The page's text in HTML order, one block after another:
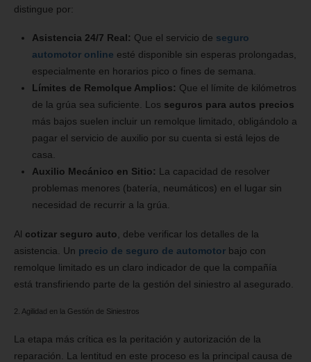
distingue por:
Asistencia 24/7 Real: Que el servicio de seguro
automotor online esté disponible sin esperas prolongadas,
especialmente en horarios pico o fines de semana.
Límites de Remolque Amplios: Que el límite de kilómetros
de la grúa sea suficiente. Los seguros para autos precios
más bajos suelen incluir un remolque limitado, obligándolo a
pagar el servicio de auxilio por su cuenta si está lejos de
casa.
Auxilio Mecánico en Sitio: La capacidad de resolver
problemas menores (batería, neumáticos) en el lugar sin
necesidad de recurrir a la grúa.
Al cotizar seguro auto , debe verificar los detalles de la
asistencia. Un precio de seguro de automotor bajo con
remolque limitado es un claro indicador de que la compañía
está transfiriendo parte de la gestión del siniestro al asegurado.
2. Agilidad en la Gestión de Siniestros
La etapa más crítica es la peritación y autorización de la
reparación. La lentitud en este proceso es la principal causa de